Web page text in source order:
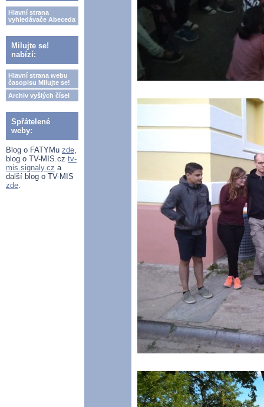
Hlavní strana
vyhledávače Abeceda
Milujte se!
nabízí:
Hlavní strana webu
časopisu Milujte se!
Archiv vyšlých čísel
Spřátelené
weby:
Blog o FATYMu zde,
blog o TV-MIS.cz tv-
mis.signaly.cz a
další blog o TV-MIS
zde.